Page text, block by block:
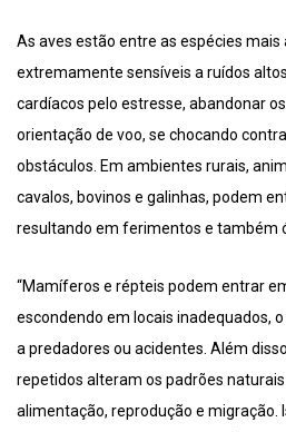
As aves estão entre as espécies
extremamente sensíveis a ruídos
cardíacos pelo estresse, abandonar
orientação de voo, se chocando
obstáculos. Em ambientes rurais,
cavalos, bovinos e galinhas, podem
resultando em ferimentos e também
“Mamíferos e répteis podem entrar
escondendo em locais inadequados,
a predadores ou acidentes. Além
repetidos alteram os padrões
alimentação, reprodução e migração.